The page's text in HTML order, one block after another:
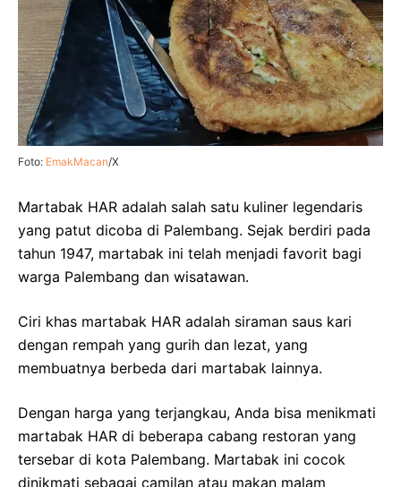
Foto: EmakMacan/X
Martabak HAR adalah salah satu kuliner legendaris
yang patut dicoba di Palembang. Sejak berdiri pada
tahun 1947, martabak ini telah menjadi favorit bagi
warga Palembang dan wisatawan.
Ciri khas martabak HAR adalah siraman saus kari
dengan rempah yang gurih dan lezat, yang
membuatnya berbeda dari martabak lainnya.
Dengan harga yang terjangkau, Anda bisa menikmati
martabak HAR di beberapa cabang restoran yang
tersebar di kota Palembang. Martabak ini cocok
dinikmati sebagai camilan atau makan malam